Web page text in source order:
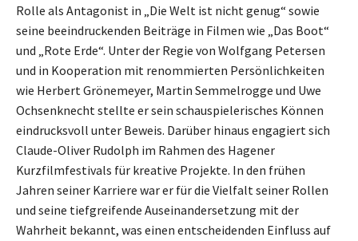
Rolle als Antagonist in „Die Welt ist nicht genug“ sowie
seine beeindruckenden Beiträge in Filmen wie „Das Boot“
und „Rote Erde“. Unter der Regie von Wolfgang Petersen
und in Kooperation mit renommierten Persönlichkeiten
wie Herbert Grönemeyer, Martin Semmelrogge und Uwe
Ochsenknecht stellte er sein schauspielerisches Können
eindrucksvoll unter Beweis. Darüber hinaus engagiert sich
Claude-Oliver Rudolph im Rahmen des Hagener
Kurzfilmfestivals für kreative Projekte. In den frühen
Jahren seiner Karriere war er für die Vielfalt seiner Rollen
und seine tiefgreifende Auseinandersetzung mit der
Wahrheit bekannt, was einen entscheidenden Einfluss auf